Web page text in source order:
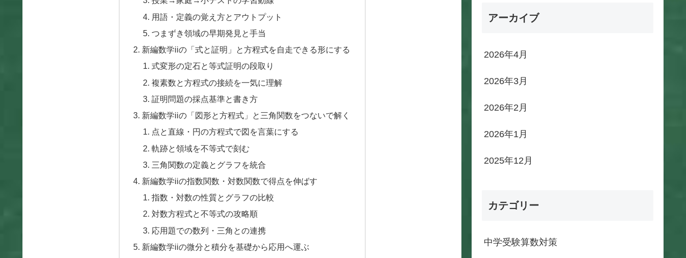
用語・定義の覚え方とアウトプット
つまずき領域の早期発見と手当
新編数学iiの「式と証明」と方程式を自走できる形にする
式変形の定石と等式証明の段取り
複素数と方程式の接続を一気に理解
証明問題の採点基準と書き方
新編数学iiの「図形と方程式」と三角関数をつないで解く
点と直線・円の方程式で図を言葉にする
軌跡と領域を不等式で刻む
三角関数の定義とグラフを統合
新編数学iiの指数関数・対数関数で得点を伸ばす
指数・対数の性質とグラフの比較
対数方程式と不等式の攻略順
応用題での数列・三角との連携
新編数学iiの微分と積分を基礎から応用へ運ぶ
アーカイブ
2026年4月
2026年3月
2026年2月
2026年1月
2025年12月
カテゴリー
中学受験算数対策